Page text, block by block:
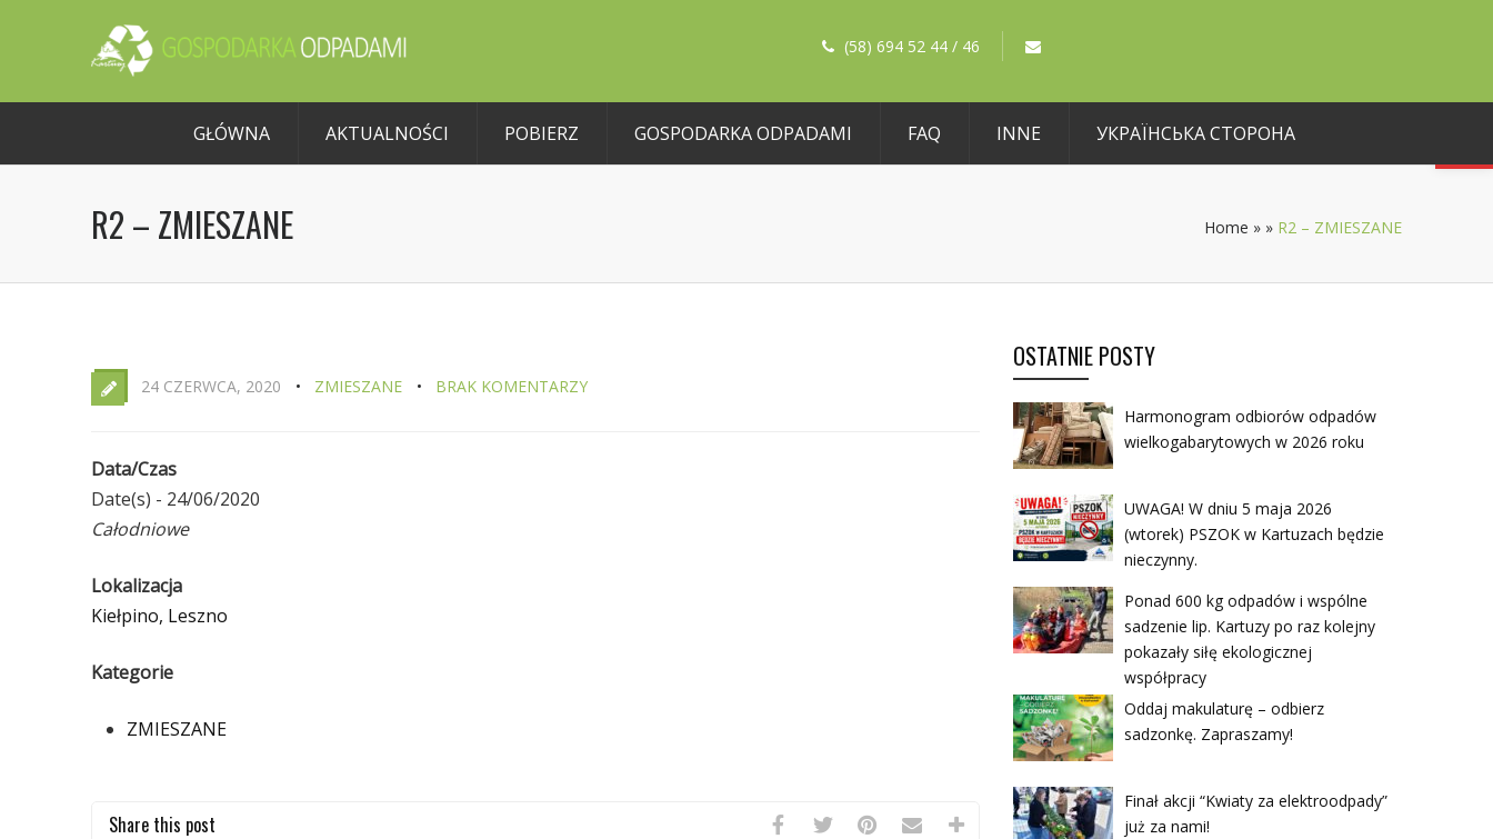
(58) 694 52 44 / 46
GŁÓWNA AKTUALNOŚCI POBIERZ GOSPODARKA ODPADAMI FAQ INNE УКРАЇНСЬКА СТОРОНА
R2 – ZMIESZANE Home » » R2 – ZMIESZANE
24 CZERWCA, 2020 ZMIESZANE BRAK KOMENTARZY
Data/Czas
Date(s) - 24/06/2020
Całodniowe
Lokalizacja
Kiełpino, Leszno
Kategorie
ZMIESZANE
Share this post
OSTATNIE POSTY
Harmonogram odbiorów odpadów
wielkogabarytowych w 2026 roku
UWAGA! W dniu 5 maja 2026
(wtorek) PSZOK w Kartuzach będzie
nieczynny.
Ponad 600 kg odpadów i wspólne
sadzenie lip. Kartuzy po raz kolejny
pokazały siłę ekologicznej
współpracy
Oddaj makulaturę – odbierz
sadzonkę. Zapraszamy!
Finał akcji “Kwiaty za elektroodpady”
już za nami!